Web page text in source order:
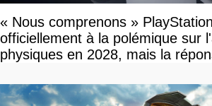
« Nous comprenons »
officiellement à la polémique sur
physiques en 2028, mais la